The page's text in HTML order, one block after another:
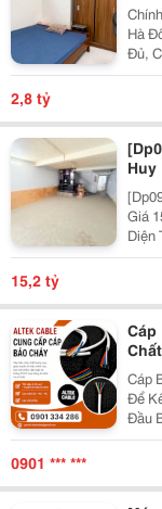
Hà Đông Giá Chỉ 2,8 Tỷ
Đủ, Chỉ
Tích:
2,8 tỷ
Huy
Giá 15.X Tỷ V.trí Gần
Diện
15,2 tỷ
Cáp
Cáp
Để
Đầu
Khẩn
0901 *** ***